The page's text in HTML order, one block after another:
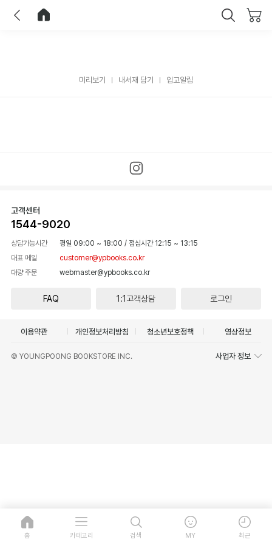
미리보기 내서재 담기 입고알림
고객센터
1544-9020
상담가능시간 평일 09:00 ~ 18:00 / 점심시간 12:15 ~ 13:15
대표 메일
customer@ypbooks.co.kr
대량 주문
webmaster@ypbooks.co.kr
FAQ 1:1고객상담 로그인
이용약관 개인정보처리방침 청소년보호정책 영상정보
© YOUNGPOONG BOOKSTORE INC. 사업자 정보
홈 카테고리 검색 MY 최근